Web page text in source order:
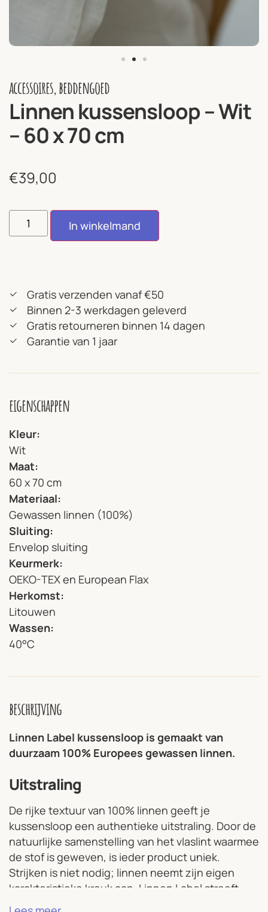
accessoires,beddengoed
Linnen kussensloop – Wit
– 60 x 70 cm
€39,00
In winkelmand
Gratis verzenden vanaf €50
Binnen 2-3 werkdagen geleverd
Gratis retourneren binnen 14 dagen
Garantie van 1 jaar
eigenschappen
Kleur
Wit
Maat
60 x 70 cm
Materiaal
Gewassen linnen (100%)
Sluiting
Envelop sluiting
Keurmerk
OEKO-TEX en European Flax
Herkomst
Litouwen
Wassen
40°C
beschrijving
Linnen Label kussensloop is gemaakt van
duurzaam 100% Europees gewassen linnen.
Uitstraling
De rijke textuur van 100% linnen geeft je
kussensloop een authentieke uitstraling. Door de
natuurlijke samenstelling van het vlaslint waarmee
de stof is geweven, is ieder product uniek.
Strijken is niet nodig; linnen neemt zijn eigen
karakteristieke kreuk aan. Linnen Label streeft
naar een tijdloze collectie van kwaliteit die op een